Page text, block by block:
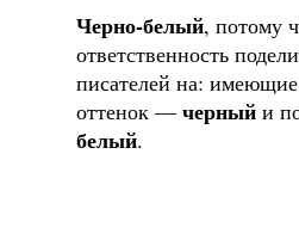
Черно-белый, потому
ответственность
писателей на:
оттенок — черный и
белый.